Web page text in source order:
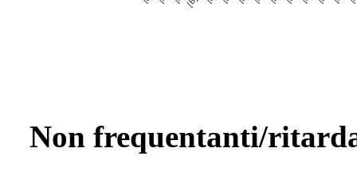
Non frequentanti/